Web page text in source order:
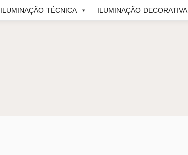
ILUMINAÇÃO TÉCNICA ILUMINAÇÃO DECORATIVA